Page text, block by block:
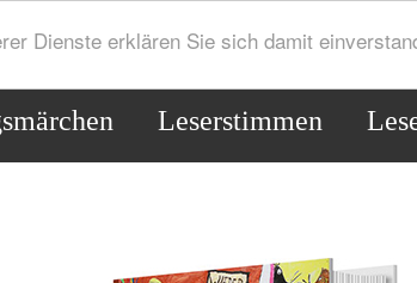
Dienste erklären Sie sich damit
Leserstimmen